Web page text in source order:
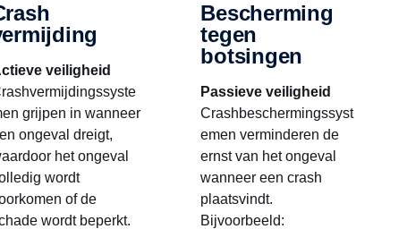
veiligheid
grijpen in wanneer
ongeval dreigt,
het ongeval
wordt
of de
wordt beperkt.
Bescherming
tegen
botsingen
Passieve veiligheid
Crashbeschermingssyst
emen verminderen de
ernst van het ongeval
wanneer een crash
plaatsvindt.
Bijvoorbeeld: